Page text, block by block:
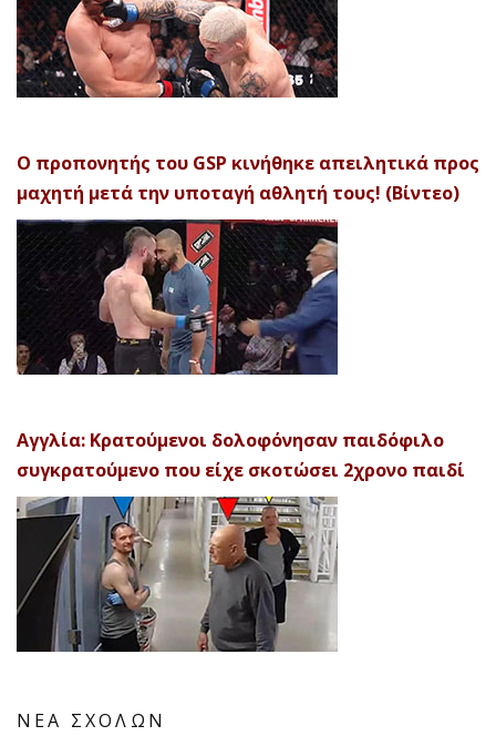
Ο προπονητής του GSP κινήθηκε απειλητικά προς
μαχητή μετά την υποταγή αθλητή τους! (Βίντεο)
Αγγλία: Κρατούμενοι δολοφόνησαν παιδόφιλο
συγκρατούμενο που είχε σκοτώσει 2χρονο παιδί
ΝΕΑ ΣΧΟΛΩΝ